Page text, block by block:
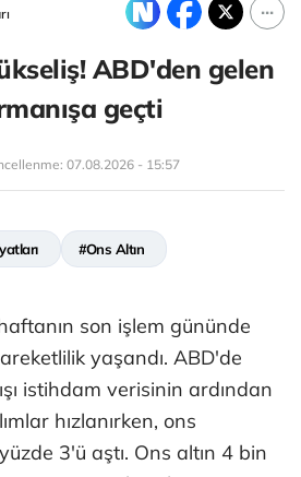
ABD'den gelen
geçti
07.08.2026 - 15:57
#Ons Altın
son işlem gününde
yaşandı. ABD'de
istihdam verisinin ardından
hızlanırken, ons
3'ü aştı. Ons altın 4 bin